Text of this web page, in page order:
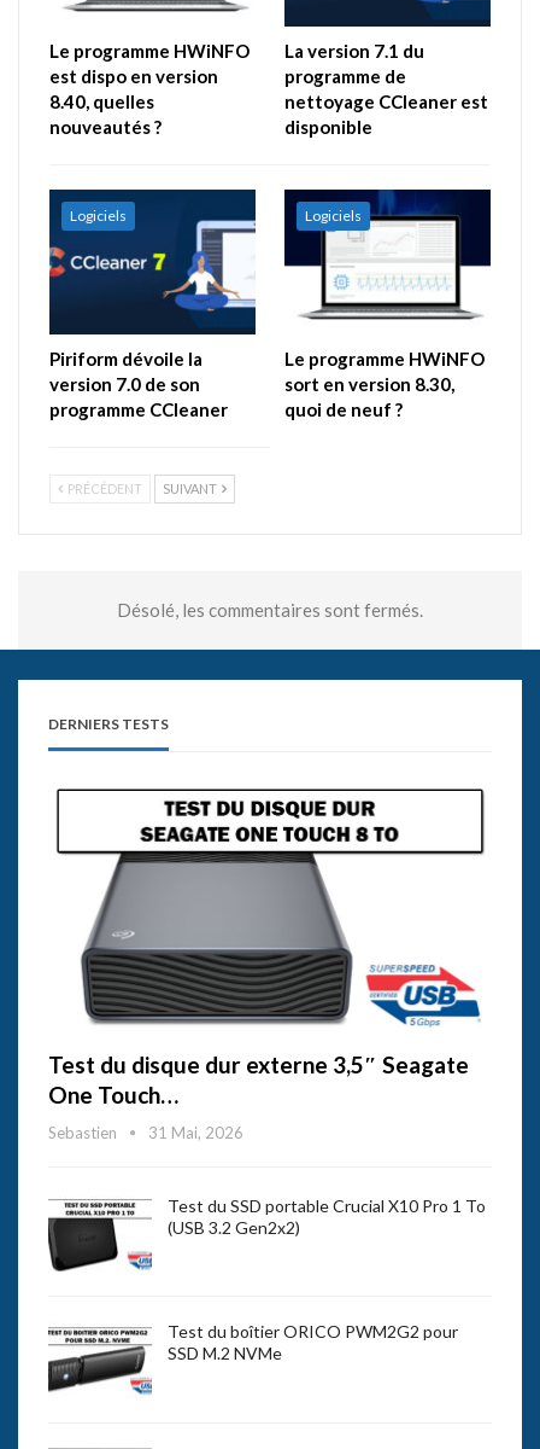
Le programme HWiNFO
est dispo en version
8.40, quelles
nouveautés ?
La version 7.1 du
programme de
nettoyage CCleaner est
disponible
Logiciels
Piriform dévoile la
version 7.0 de son
programme CCleaner
Logiciels
Le programme HWiNFO
sort en version 8.30,
quoi de neuf ?
PRÉCÉDENT SUIVANT
Désolé, les commentaires sont fermés.
DERNIERS TESTS
Test du disque dur externe 3,5″ Seagate
One Touch…
Sebastien 31 Mai, 2026
Test du SSD portable Crucial X10 Pro 1 To
(USB 3.2 Gen2x2)
Test du boîtier ORICO PWM2G2 pour
SSD M.2 NVMe